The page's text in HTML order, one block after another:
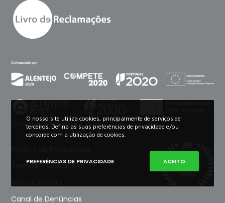
Termos e Condições
Canal de Denúncias
O nosso site utiliza cookies, principalmente de serviços de
terceiros. Defina as suas preferências de privacidade e/ou
concorde com a utilização de cookies.
PREFERÊNCIAS DE PRIVACIDADE ACEITO